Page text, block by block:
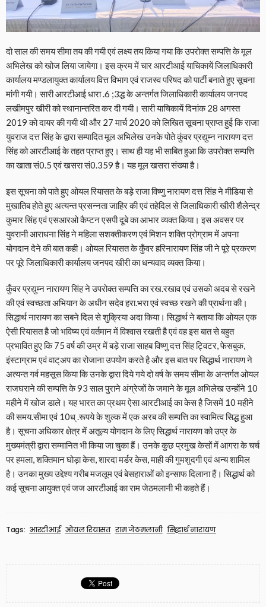
दो साल की समय सीमा तय की गयी एवं लक्ष्य तय किया गया कि उपरोक्त सम्पत्ति के मूल
अभिलेख को खोज लिया जायेगा। इस क्रम में चार आरटीआई याचिकायें जिलाधिकारी
कार्यालय मण्डलायुक्त कार्यालय वित्त विभाग एवं राजस्व परिषद को पार्टी बनाते हुए सूचना
मांगी गयी। सारी आरटीआई धारा .6 ;3द्ध के अन्तर्गत जिलाधिकारी कार्यालय जनपद
लखीमपुर खीरी को स्थानान्तरित कर दी गयी। सारी याचिकायें दिनांक 28 अगस्त
2019 को दायर की गयी थी और 27 मार्च 2020 को लिखित सूचना प्राप्त हुई कि राजा
युवराज दत्त सिंह के द्वारा सम्पादित मूल अभिलेख उनके पोते कुंवर प्रद्युम्न नारायण दत्त
सिंह को आरटीआई के तहत प्राप्त हुए। साथ ही यह भी साबित हुआ कि उपरोक्त सम्पत्ति
का खाता सं0.5 एवं खसरा सं0.359 है। यह मूल खसरा संख्या है।
इस सूचना को पाते हुए ओयल रियासत के बड़े राजा विष्णु नारायण दत्त सिंह ने मीडिया से
मुखातिब होते हुए अत्यन्त प्रसन्नता जाहिर की एवं तहेदिल से जिलाधिकारी खीरी शैलेन्द्र
कुमार सिंह एवं एसआरओ कैप्टन एसपी दूबे का आभार व्यक्त किया। इस अवसर पर
युवरानी आराधना सिंह ने महिला सशक्तीकरण एवं मिशन शक्ति प्रोग्राम में अपना
योगदान देने की बात कही। ओयल रियासत के कुँवर हरिनारायण सिंह जी ने पूरे प्रकरण
पर पूरे जिलाधिकारी कार्यालय जनपद खीरी का धन्यवाद व्यक्त किया।
कुँवर प्रद्युम्न नारायण सिंह ने उपरोक्त सम्पत्ति का रख.रखाव एवं उसको अदब से रखने
की एवं स्वच्छता अभियान के अधीन सदेव हरा.भरा एवं स्वच्छ रखने की प्रार्थना की।
सिद्धार्थ नारायण का सबने दिल से शुक्रिया अदा किया। सिद्धार्थ ने बताया कि ओयल एक
ऐसी रियासत है जो भविष्य एवं वर्तमान में विश्वास रखती है एवं वह इस बात से बहुत
प्रभावित हुए कि 75 वर्ष की उम्र में बड़े राजा साहब विष्णु दत्त सिंह ट्विटर, फेसबुक,
इंस्टाग्राम एवं वाट्अप का रोजाना उपयोग करते है और इस बात पर सिद्धार्थ नारायण ने
अत्यन्त गर्व महसूस किया कि उनके द्वारा दिये गये दो वर्ष के समय सीमा के अन्तर्गत ओयल
राजघराने की सम्पत्ति के 93 साल पुराने अंग्रेजों के जमाने के मूल अभिलेख उन्होंने 10
महीने में खोज डाले। यह भारत का प्रथम ऐसा आरटीआई का केस है जिसमें 10 महीने
की समय.सीमा एवं 10ध् .रूपये के शुल्क में एक अरब की सम्पत्ति का स्वामित्व सिद्ध हुआ
है। सूचना अधिकार क्षेत्र में अतूल्य योगदान के लिए सिद्धार्थ नारायण को उप्र के
मुख्यमंत्री द्वारा सम्मानित भी किया जा चुका हैं। उनके कुछ प्रमुख केसों में आगरा के चर्च
पर हमला, शक्तिमान घोड़ा केस, शारदा मर्डर केस, माही की गुमशुदगी एवं अन्य शामिल
है। उनका मुख्य उद्देश्य गरीब मजलूम एवं बेसहाराओं को इन्साफ दिलाना हैं। सिद्धार्थ को
कई सूचना आयुक्त एवं जज आरटीआई का राम जेठमलानी भी कहते हैं।
Tags: आरटीआई ओयल रियासत राम जेठमलानी सिद्धार्थ नारायण